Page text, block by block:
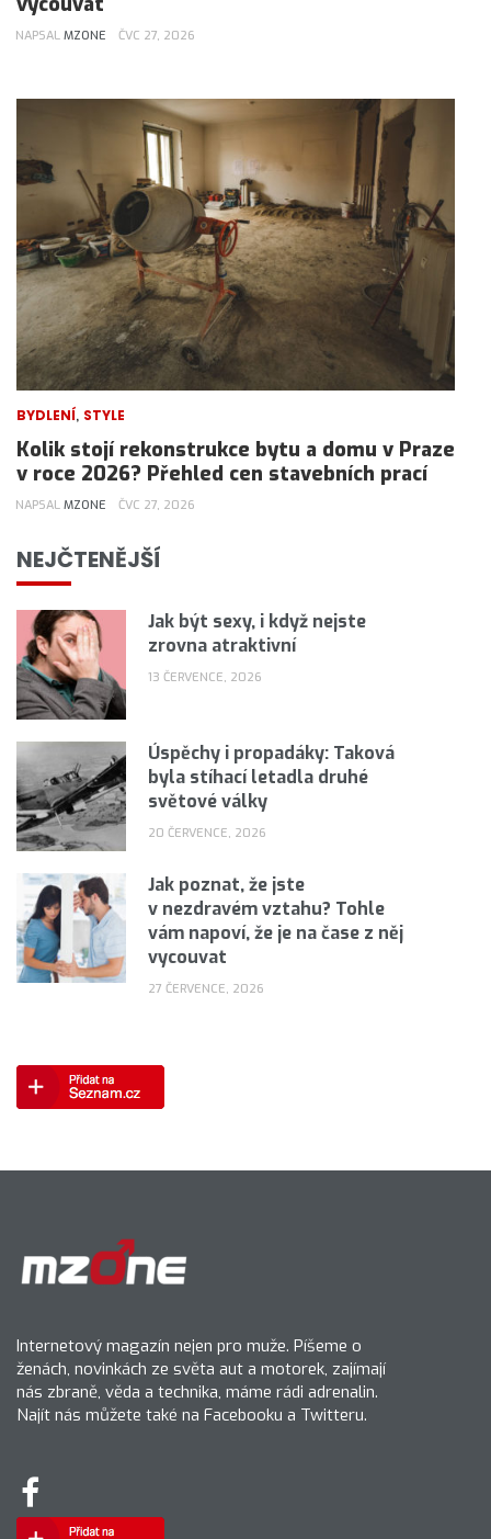
NAPSAL MZONE ČVC 27, 2026
BYDLENÍ, STYLE
Kolik stojí rekonstrukce bytu a domu v Praze
v roce 2026? Přehled cen stavebních prací
NAPSAL MZONE ČVC 27, 2026
NEJČTENĚJŠÍ
Jak být sexy, i když nejste
zrovna atraktivní
13 ČERVENCE, 2026
Úspěchy i propadáky: Taková
byla stíhací letadla druhé
světové války
20 ČERVENCE, 2026
Jak poznat, že jste
v nezdravém vztahu? Tohle
vám napoví, že je na čase z něj
vycouvat
27 ČERVENCE, 2026
Internetový magazín nejen pro muže. Píšeme o
ženách, novinkách ze světa aut a motorek, zajímají
nás zbraně, věda a technika, máme rádi adrenalin.
Najít nás můžete také na Facebooku a Twitteru.